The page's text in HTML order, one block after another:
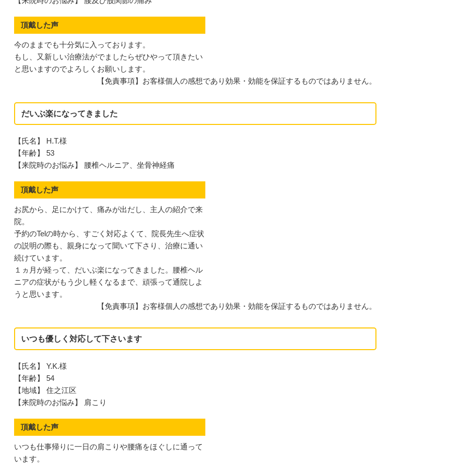
節症
頂戴した声
今のままでも十分気に入っております。
もし、又新しい治療法がでましたらぜひやって頂きたい
と思いますのでよろしくお願いします。
【免責事項】お客様個人の感想であり効果・効能を保証するものではありません。
だいぶ楽になってきました
【氏名】 H.T.様
【年齢】 53
【来院時のお悩み】 腰椎ヘルニア、坐骨神経痛
頂戴した声
お尻から、足にかけて、痛みが出だし、主人の紹介で来
院。
予約のTelの時から、すごく対応よくて、院長先生へ症状
の説明の際も、親身になって聞いて下さり、治療に通い
続けています。
１ヵ月が経って、だいぶ楽になってきました。腰椎ヘル
ニアの症状がもう少し軽くなるまで、頑張って通院しよ
うと思います。
【免責事項】お客様個人の感想であり効果・効能を保証するものではありません。
いつも優しく対応して下さいます
【氏名】 Y.K.様
【年齢】 54
【地域】 住之江区
【来院時のお悩み】 肩こり
頂戴した声
いつも仕事帰りに一日の肩こりや腰痛をほぐしに通って
います。